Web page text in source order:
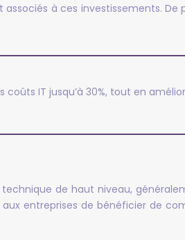
à ces investissements.
IT jusqu’à 30%, tout en
de haut niveau,
entreprises de bénéficier de